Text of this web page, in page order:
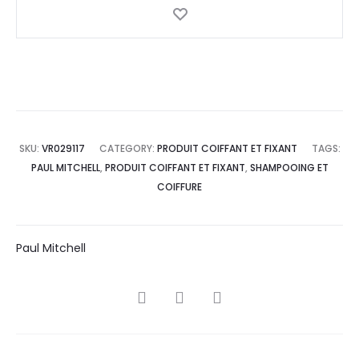
SKU: VR029117 CATEGORY: PRODUIT COIFFANT ET FIXANT
TAGS:
PAUL MITCHELL, PRODUIT COIFFANT ET FIXANT, SHAMPOOING ET
COIFFURE
Paul Mitchell
SHARE